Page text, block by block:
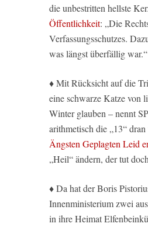
die unbestritten hellste
Öffentlichkeit: „Die
Verfassungsschutzes.
was längst überfällig
♦ Mit Rücksicht auf die
eine schwarze Katze von
Winter glauben – nennt
arithmetisch die „13“
Ängsten Geplagten Leid
„Heil“ ändern, der tut
♦ Da hat der Boris
Innenministerium zwei
in ihre Heimat